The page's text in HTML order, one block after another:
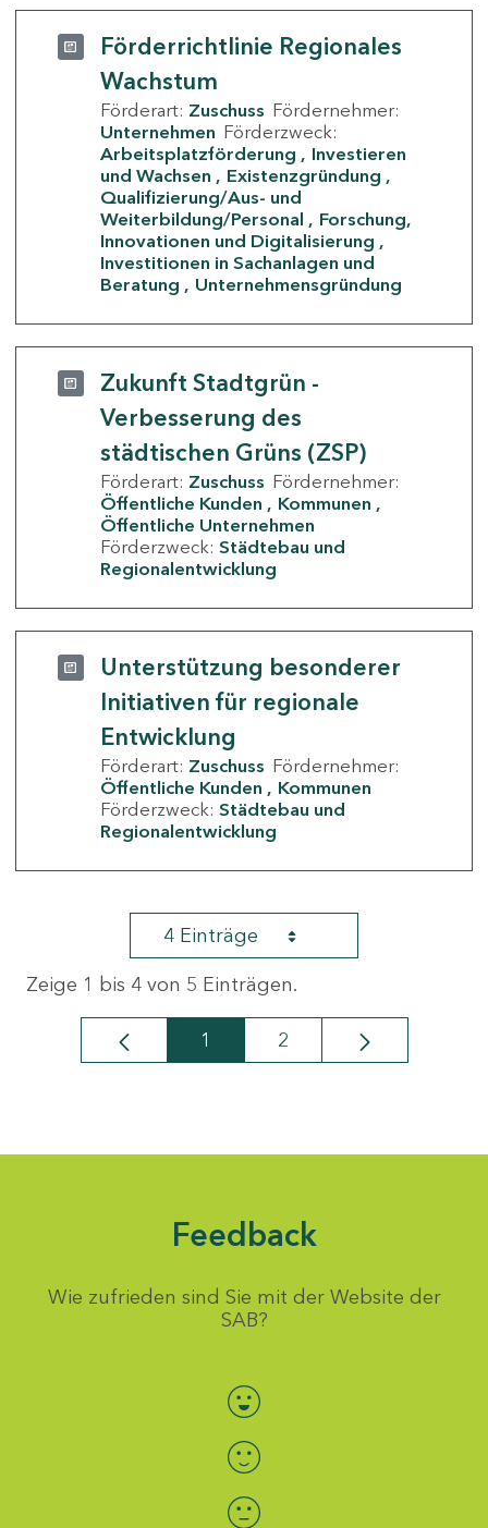
Förderrichtlinie Regionales
Wachstum
Förderart: Zuschuss Fördernehmer:
Unternehmen Förderzweck:
Arbeitsplatzförderung
Investieren
und Wachsen
Existenzgründung
Qualifizierung/Aus- und
Weiterbildung/Personal
Forschung,
Innovationen und Digitalisierung
Investitionen in Sachanlagen und
Beratung
Unternehmensgründung
Zukunft Stadtgrün -
Verbesserung des
städtischen Grüns (ZSP)
Förderart: Zuschuss Fördernehmer:
Öffentliche Kunden
Kommunen
Öffentliche Unternehmen
Förderzweck: Städtebau und
Regionalentwicklung
Unterstützung besonderer
Initiativen für regionale
Entwicklung
Förderart: Zuschuss Fördernehmer:
Öffentliche Kunden
Kommunen
Förderzweck: Städtebau und
Regionalentwicklung
4 Einträge
Zeige 1 bis 4 von 5 Einträgen.
Seite
1 Seite
2
Feedback
Wie zufrieden sind Sie mit der Website der
SAB?
Bewertung auswählen